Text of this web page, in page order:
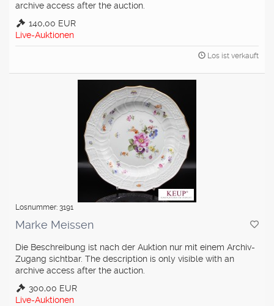
archive access after the auction.
140,00 EUR
Live-Auktionen
Los ist verkauft
Losnummer: 3191
Marke Meissen
Die Beschreibung ist nach der Auktion nur mit einem Archiv-
Zugang sichtbar. The description is only visible with an
archive access after the auction.
300,00 EUR
Live-Auktionen